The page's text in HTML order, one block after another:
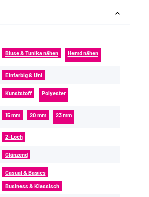
Bluse & Tunika nähen Hemd nähen
Einfarbig & Uni
Kunststoff Polyester
15 mm 20 mm 23 mm
2-Loch
Glänzend
Casual & Basics
Business & Klassisch